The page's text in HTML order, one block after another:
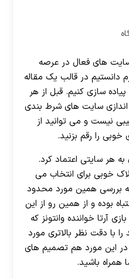
سایت های فعال در عرصه
در قالب یک مقاله
سازی کنیم. قبل از هر
اندازی سایت های شرط بندی
نیست و می توانید از
را رقم بزنید.
هر سایتی اعتماد کرد.
خوبی برای انتخاب می
بررسی همین مورد محدود
بوده و از همین رو از این
آرتا خواننده وانتونز که
با دقت نظر بالاتری مورد
در این مورد هم تصمیم های
همراه باشید.